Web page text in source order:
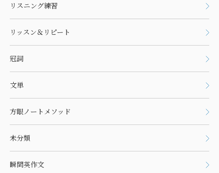
リスニング練習
リッスン＆リピート
冠詞
文単
方眼ノートメソッド
未分類
瞬間英作文